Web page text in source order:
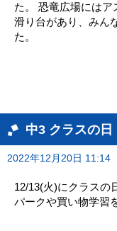
た。 恐竜広場には
滑り台があり、みん
た。
中3 クラスの日
2022年12月20日 11:14
12/13(火)にクラスの
パークや買い物学習